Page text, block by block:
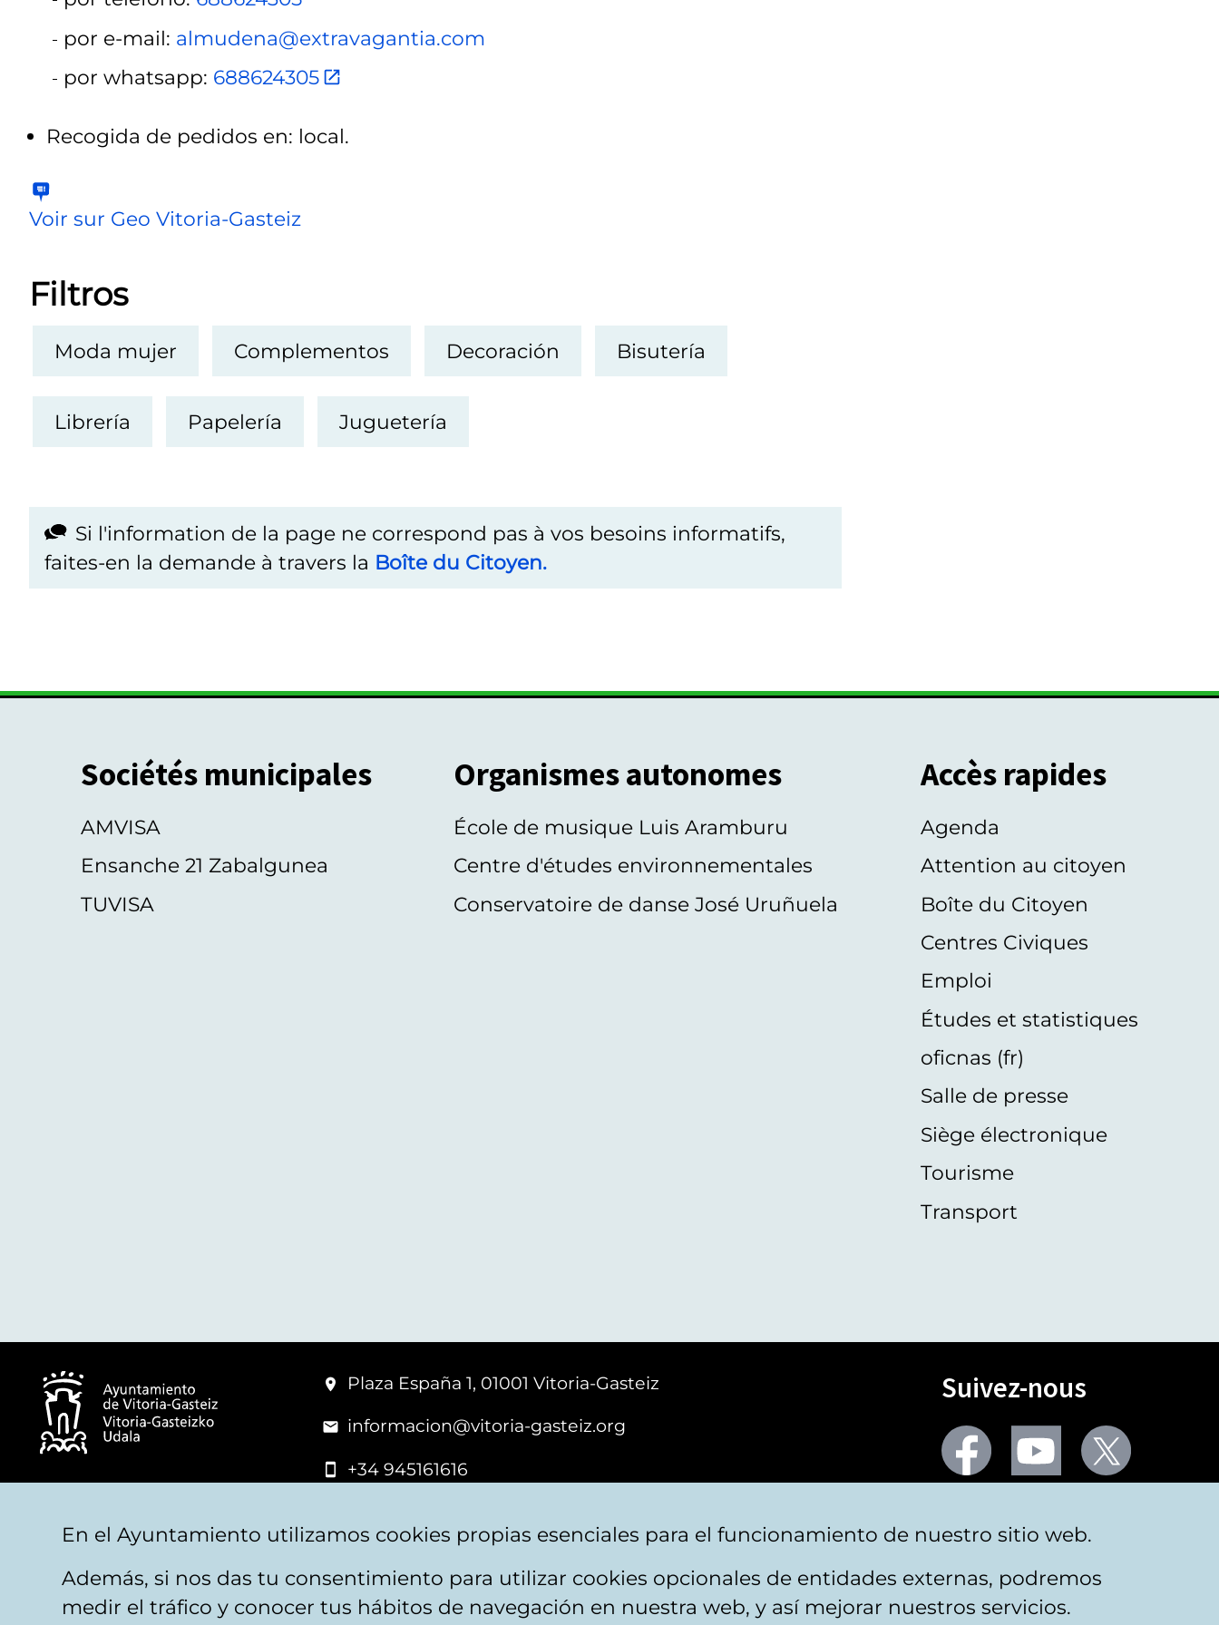
por e-mail: almudena@extravagantia.com
por whatsapp: 688624305
Recogida de pedidos en: local.
Voir sur Geo Vitoria-Gasteiz
Filtros
Moda mujer Complementos Decoración Bisutería
Librería Papelería Juguetería
Si l'information de la page ne correspond pas à vos besoins informatifs,
faites-en la demande à travers la Boîte du Citoyen.
Sociétés municipales
AMVISA
Ensanche 21 Zabalgunea
TUVISA
Organismes autonomes
École de musique Luis Aramburu
Centre d'études environnementales
Conservatoire de danse José Uruñuela
Accès rapides
Agenda
Attention au citoyen
Boîte du Citoyen
Centres Civiques
Emploi
Études et statistiques
oficnas (fr)
Salle de presse
Siège électronique
Tourisme
Transport
Plaza España 1, 01001 Vitoria-Gasteiz
informacion@vitoria-gasteiz.org
+34 945161616
Suivez-nous
Facebook Youtube
Mentions légalesConfidentialité Politica de cookies Plan du site Accessibilité Contact
En el Ayuntamiento utilizamos cookies propias esenciales para el funcionamiento de nuestro sitio web.
Además, si nos das tu consentimiento para utilizar cookies opcionales de entidades externas, podremos
medir el tráfico y conocer tus hábitos de navegación en nuestra web, y así mejorar nuestros servicios.